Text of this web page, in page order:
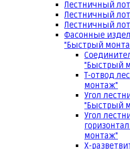
Лестничный
Лестничный
Лестничный
Фасонные
"Быстрый
"Быстрый
Т-отвод
монтаж"
Угол
"Быстрый
Угол
монтаж"
Х-